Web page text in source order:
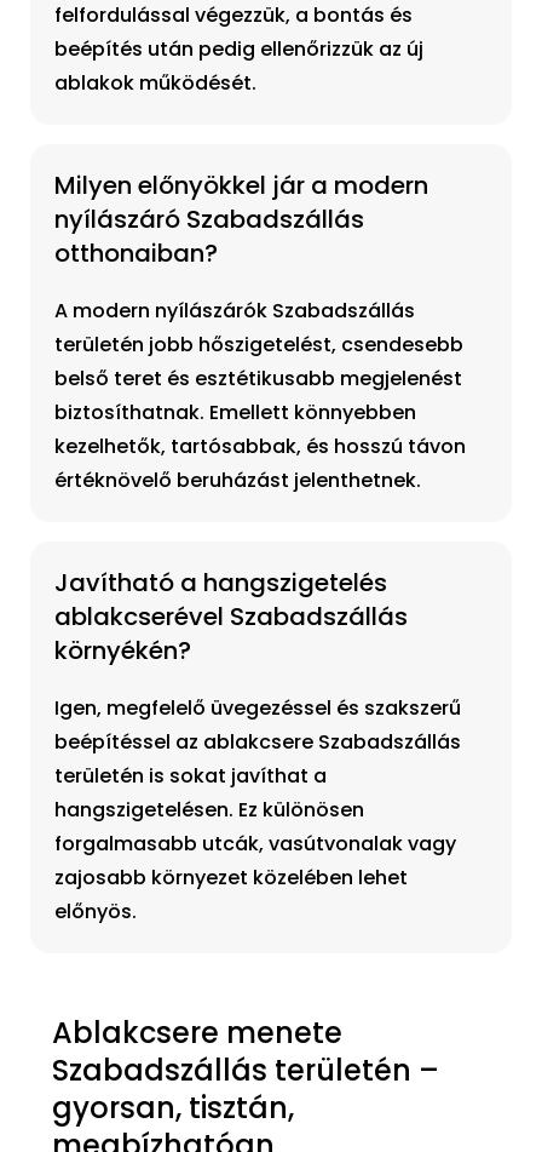
felfordulással végezzük, a bontás és
beépítés után pedig ellenőrizzük az új
ablakok működését.
Milyen előnyökkel jár a modern
nyílászáró Szabadszállás
otthonaiban?
A modern nyílászárók Szabadszállás
területén jobb hőszigetelést, csendesebb
belső teret és esztétikusabb megjelenést
biztosíthatnak. Emellett könnyebben
kezelhetők, tartósabbak, és hosszú távon
értéknövelő beruházást jelenthetnek.
Javítható a hangszigetelés
ablakcserével Szabadszállás
környékén?
Igen, megfelelő üvegezéssel és szakszerű
beépítéssel az ablakcsere Szabadszállás
területén is sokat javíthat a
hangszigetelésen. Ez különösen
forgalmasabb utcák, vasútvonalak vagy
zajosabb környezet közelében lehet
előnyös.
Ablakcsere menete
Szabadszállás területén –
gyorsan, tisztán,